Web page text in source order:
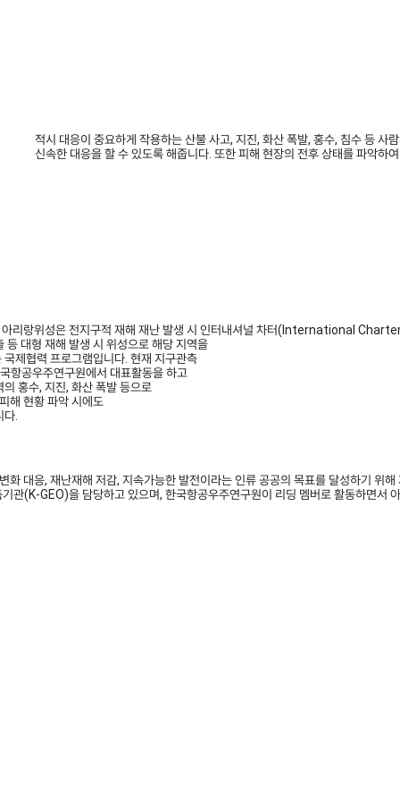
적시 대응이 중요하게 작용하는 산불 사고, 지진, 화산 폭발, 홍수, 침수 등 사
신속한 대응을 할 수 있도록 해줍니다. 또한 피해 현장의 전후 상태를 파악하
아리랑위성은 전지구적 재해 재난 발생 시 인터내셔널 차터(International
등 대형 재해 발생 시 위성으로 해당 지역을
제협력 프로그램입니다. 현재 지구관측
항공우주연구원에서 대표활동을 하고
홍수, 지진, 화산 폭발 등으로
해 현황 파악 시에도
.
대응, 재난재해 저감, 지속가능한 발전이라는 인류 공공의 목표를 달성하
(K-GEO)을 담당하고 있으며, 한국항공우주연구원이 리딩 멤버로 활동하면서